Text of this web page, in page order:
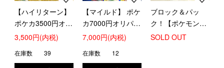
【ハイリターン】
ポケカ3500円オリ
パ (全50口)【アナ
3,500円(内税)
在庫数 39
【マイルド】 ポケ
カ7000円オリパ
(全30口)
7,000円(内税)
在庫数 12
ブロック＆パッ
ク！【ポケモンカ
ード : D】 [ブロ
SOLD OUT